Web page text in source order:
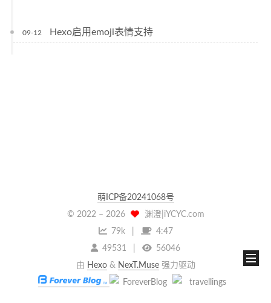
09-12 Hexo启用emoji表情支持
萌ICP备20241068号
© 2022 – 2026
渊澄|iYCYC.com
79k
4:47
49531
56046
由 Hexo& NexT.Muse强力驱动